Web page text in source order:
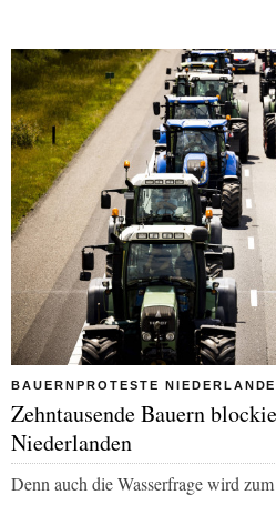
BAUERNPROTESTE NIEDERLANDE
Zehntausende Bauern
Niederlanden
Denn auch die Wasserfrage wird